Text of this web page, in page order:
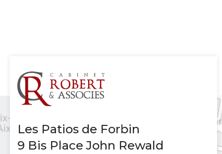
Les Patios de Forbin
9 Bis Place John Rewald